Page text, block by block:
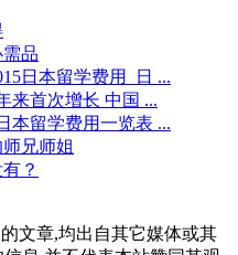
品
日本留学费用_日 ...
来首次增长 中国 ...
本留学费用一览表 ...
兄师姐
？
文章,均出自其它媒体或其